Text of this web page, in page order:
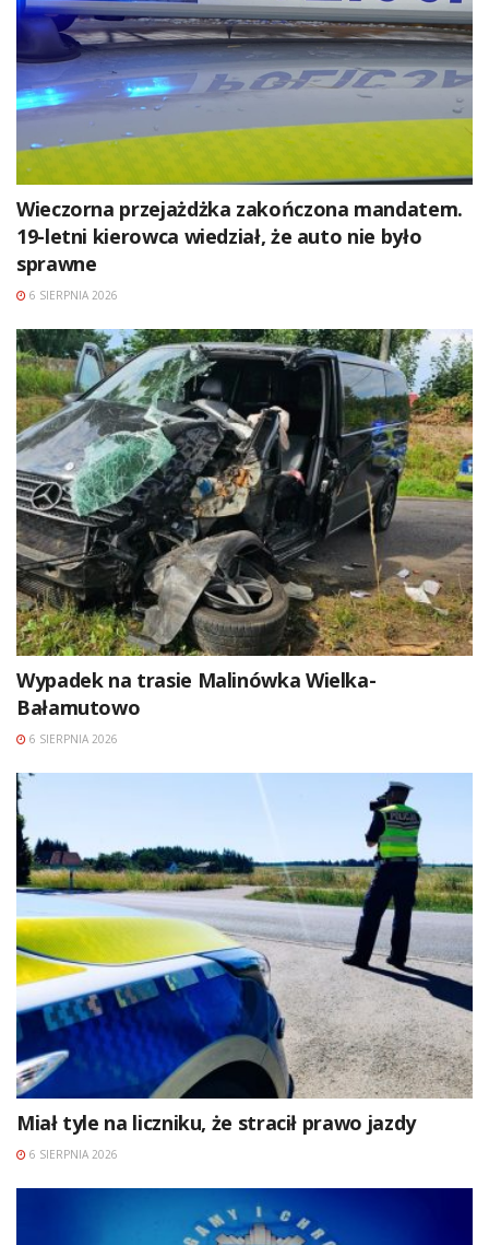
Wieczorna przejażdżka zakończona mandatem.
19-letni kierowca wiedział, że auto nie było
sprawne
6 SIERPNIA 2026
Wypadek na trasie Malinówka Wielka-
Bałamutowo
6 SIERPNIA 2026
Miał tyle na liczniku, że stracił prawo jazdy
6 SIERPNIA 2026